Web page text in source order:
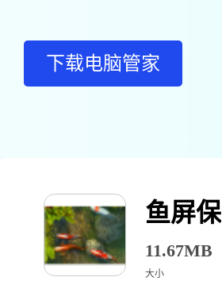
下载电脑管家
鱼屏保
11.67MB
大小